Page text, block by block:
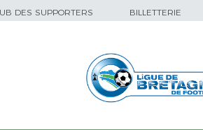
DES SUPPORTERS BILLETTERIE